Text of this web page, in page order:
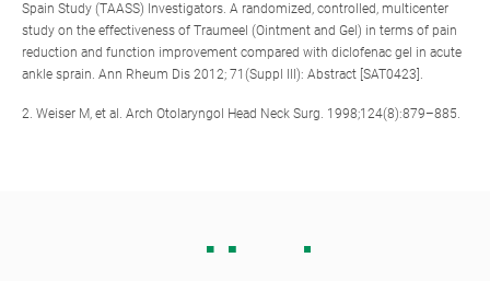
Spain Study (TAASS) Investigators. A randomized, controlled, multicenter
study on the effectiveness of Traumeel (Ointment and Gel) in terms of pain
reduction and function improvement compared with diclofenac gel in acute
ankle sprain. Ann Rheum Dis 2012; 71(Suppl III): Abstract [SAT0423].
2. Weiser M, et al. Arch Otolaryngol Head Neck Surg. 1998;124(8):879–885.